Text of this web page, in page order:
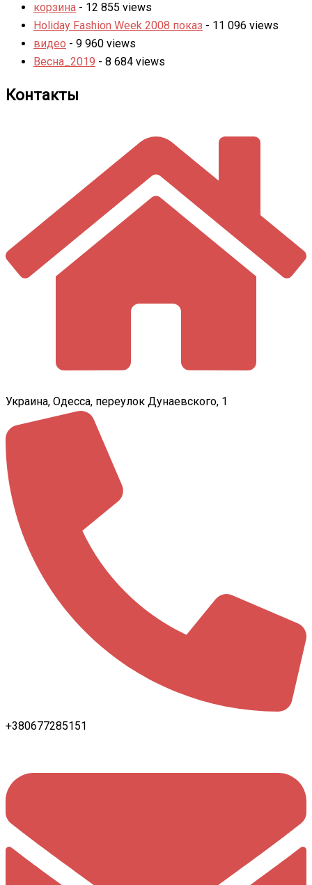
корзина - 12 855 views
Holiday Fashion Week 2008 показ - 11 096 views
видео - 9 960 views
Весна_2019 - 8 684 views
Контакты
Украина, Одесса, переулок Дунаевского, 1
+380677285151